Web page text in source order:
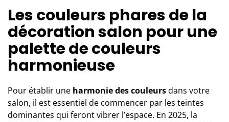
Les couleurs phares de la
décoration salon pour une
palette de couleurs
harmonieuse
Pour établir une harmonie des couleursdans votre
salon, il est essentiel de commencer par les teintes
dominantes qui feront vibrer l’espace. En 2025, la